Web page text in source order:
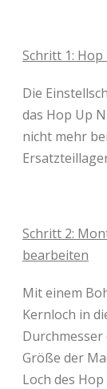
Schritt 1:
Die
das Hop Up
nicht mehr
Schritt 2:
bearbeiten
Mit einem
Kernloch in
Größe der
Loch des